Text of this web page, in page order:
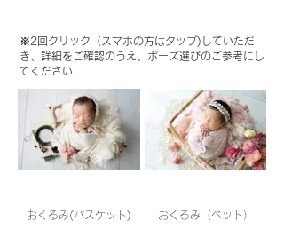
おくるみ(バスケット) おくるみ（ベット）
​※2回クリック（スマホの方はタップ)していただ
き、詳細をご確認のうえ、ポーズ選びのご参考にし
てください